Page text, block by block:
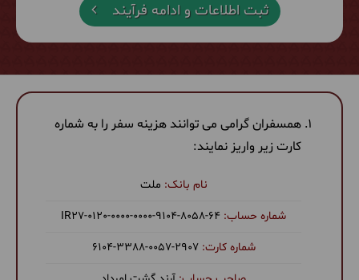
ثبت اطلاعات و ادامه فرآیند
همسفران گرامی می توانند هزینه سفر را به شماره
کارت زیر واریز نمایند:
ملت
‎IR27-0120-0000-0000-9104-8058-64
6104-3388-0057-2907